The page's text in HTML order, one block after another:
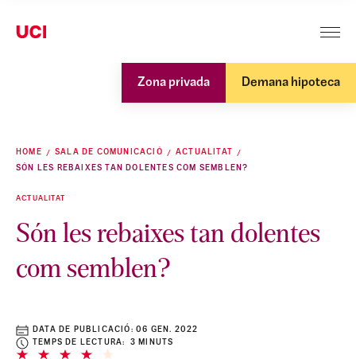
Zona privada Demana hipoteca
HOME SALA DE COMUNICACIÓ
ACTUALITAT
SÓN LES REBAIXES TAN DOLENTES COM SEMBLEN?
ACTUALITAT
Són les rebaixes tan dolentes
com semblen?
DATA DE PUBLICACIÓ: 06 GEN. 2022
TEMPS DE LECTURA: 3 MINUTS